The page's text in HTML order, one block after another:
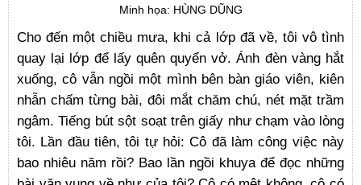
Minh họa: HÙNG DŨNG
Cho đến một chiều mưa, khi cả lớp đã về, tôi vô tình
quay lại lớp để lấy quên quyển vở. Ánh đèn vàng hắt
xuống, cô vẫn ngồi một mình bên bàn giáo viên, kiên
nhẫn chấm từng bài, đôi mắt chăm chú, nét mặt trầm
ngâm. Tiếng bút sột soạt trên giấy như chạm vào lòng
tôi. Lần đầu tiên, tôi tự hỏi: Cô đã làm công việc này
bao nhiêu năm rồi? Bao lần ngồi khuya để đọc những